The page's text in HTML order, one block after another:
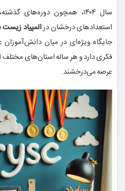
سال ۱۴۰۴، همچون دوره‌های
استعدادهای درخشان درالمپیاد
جایگاه ویژه‌ای در میان
فکری دارد و هر ساله استان‌های مختلف
عرصه می‌درخشند.